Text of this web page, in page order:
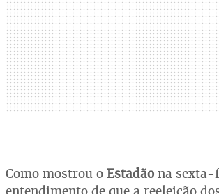
Como mostrou o Estadão na sexta-